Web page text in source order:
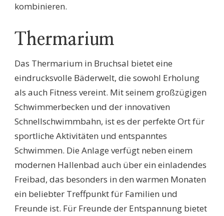
kombinieren.
Thermarium
Das Thermarium in Bruchsal bietet eine
eindrucksvolle Bäderwelt, die sowohl Erholung
als auch Fitness vereint. Mit seinem großzügigen
Schwimmerbecken und der innovativen
Schnellschwimmbahn, ist es der perfekte Ort für
sportliche Aktivitäten und entspanntes
Schwimmen. Die Anlage verfügt neben einem
modernen Hallenbad auch über ein einladendes
Freibad, das besonders in den warmen Monaten
ein beliebter Treffpunkt für Familien und
Freunde ist. Für Freunde der Entspannung bietet